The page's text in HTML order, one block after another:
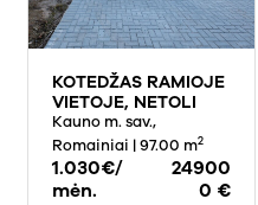
KOTEDŽAS RAMIOJE
VIETOJE, NETOLI
DRAUSTINIO
Kauno m. sav.,
Romainiai | 97.00 m2
1.030€/
mėn.
24900
0 €